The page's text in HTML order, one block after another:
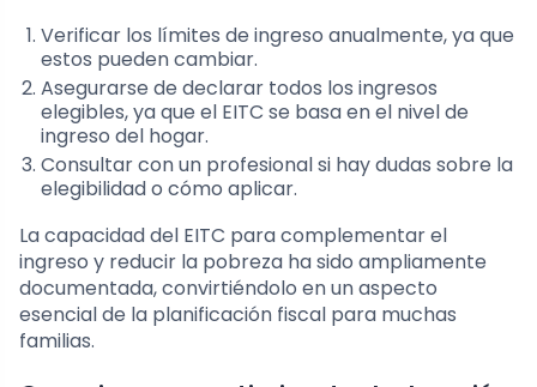
Verificar los límites de ingreso anualmente, ya que
estos pueden cambiar.
Asegurarse de declarar todos los ingresos
elegibles, ya que el EITC se basa en el nivel de
ingreso del hogar.
Consultar con un profesional si hay dudas sobre la
elegibilidad o cómo aplicar.
La capacidad del EITC para complementar el
ingreso y reducir la pobreza ha sido ampliamente
documentada, convirtiéndolo en un aspecto
esencial de la planificación fiscal para muchas
familias.